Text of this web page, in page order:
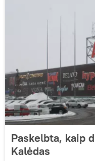
Paskelbta, kaip
Kalėdas